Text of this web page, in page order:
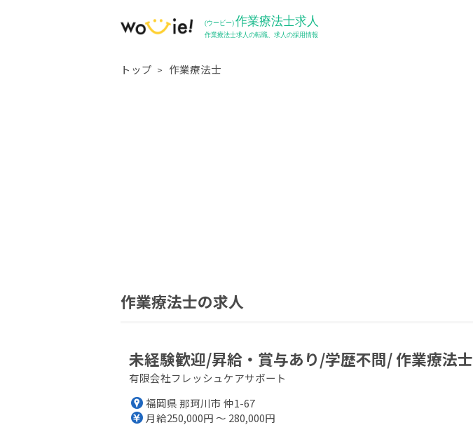
トップ 作業療法士
作業療法士の求人
未経験歓迎/昇給・賞与あり/学歴不問/ 作業療法士
有限会社フレッシュケアサポート
福岡県 那珂川市 仲1-67
月給250,000円 ～ 280,000円